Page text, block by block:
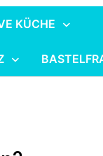
KÜCHE